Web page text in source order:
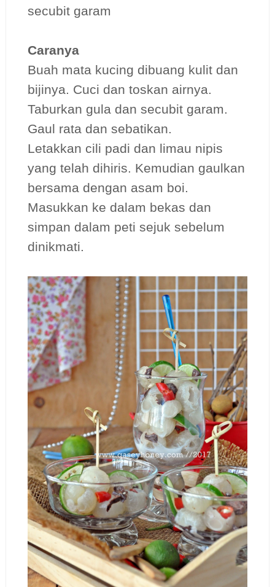
secubit garam
Caranya
Buah mata kucing dibuang kulit dan
bijinya. Cuci dan toskan airnya.
Taburkan gula dan secubit garam.
Gaul rata dan sebatikan.
Letakkan cili padi dan limau nipis
yang telah dihiris. Kemudian gaulkan
bersama dengan asam boi.
Masukkan ke dalam bekas dan
simpan dalam peti sejuk sebelum
dinikmati.